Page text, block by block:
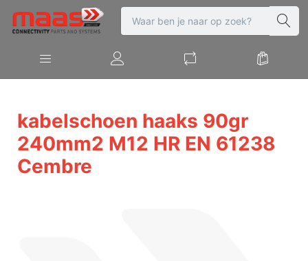
kabelschoen haaks 90gr
240mm2 M12 HR EN 61238
Cembre